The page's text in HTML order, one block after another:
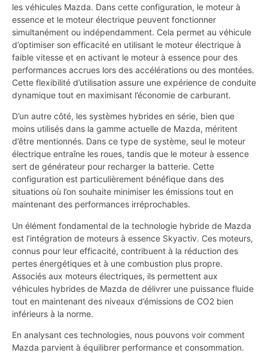
les véhicules Mazda. Dans cette configuration, le moteur à
essence et le moteur électrique peuvent fonctionner
simultanément ou indépendamment. Cela permet au véhicule
d’optimiser son efficacité en utilisant le moteur électrique à
faible vitesse et en activant le moteur à essence pour des
performances accrues lors des accélérations ou des montées.
Cette flexibilité d’utilisation assure une expérience de conduite
dynamique tout en maximisant l’économie de carburant.
D’un autre côté, les systèmes hybrides en série, bien que
moins utilisés dans la gamme actuelle de Mazda, méritent
d’être mentionnés. Dans ce type de système, seul le moteur
électrique entraîne les roues, tandis que le moteur à essence
sert de générateur pour recharger la batterie. Cette
configuration est particulièrement bénéfique dans des
situations où l’on souhaite minimiser les émissions tout en
maintenant des performances irréprochables.
Un élément fondamental de la technologie hybride de Mazda
est l’intégration de moteurs à essence Skyactiv. Ces moteurs,
connus pour leur efficacité, contribuent à la réduction des
pertes énergétiques et à une combustion plus propre.
Associés aux moteurs électriques, ils permettent aux
véhicules hybrides de Mazda de délivrer une puissance fluide
tout en maintenant des niveaux d’émissions de CO2 bien
inférieurs à la norme.
En analysant ces technologies, nous pouvons voir comment
Mazda parvient à équilibrer performance et consommation.